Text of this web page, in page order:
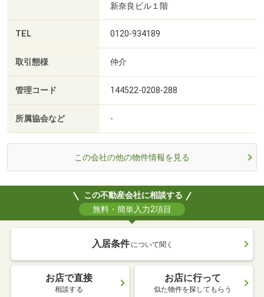
新奈良ビル１階
TEL 0120-934189
取引態様 仲介
管理コード 144522-0208-288
所属協会など -
この会社の他の物件情報を見る
この不動産会社に相談する
無料・簡単入力2項目
入居条件 について聞く
お店で直接
相談する
お店に行って
似た物件を探してもらう